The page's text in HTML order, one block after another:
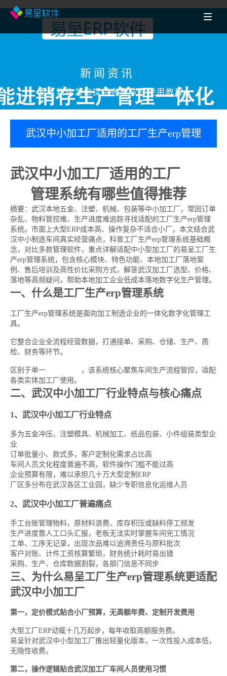
新闻资讯
易呈软件为您提供各类软件使用教程
武汉中小加工厂适用的工厂生产erp管理
武汉中小加工厂适用的工厂
管理系统有哪些值得推荐
摘要：武汉本地五金、注塑、机械、包装等中小加工厂，常因订单
杂乱、物料管控难、生产进度难追踪寻找适配的工厂生产erp管理
系统。市面上大型ERP成本高、操作复杂不适合小厂，本文结合武
汉中小制造车间真实经营痛点，科普工厂生产erp管理系统基础概
念，对比多款管理软件，重点详解适配中小型加工厂的易呈工厂生
产erp管理系统，包含核心模块、特色功能、本地加工厂落地案
例、售后培训及高性价比采购方式，解答武汉加工厂选型、价格、
落地等高频疑问，帮助本地加工企业低成本落地数字化生产管理。
一、什么是工厂生产erp管理系统
工厂生产erp管理系统是面向加工制造企业的一体化数字化管理工
具。
它整合企业全流程经营数据，打通接单、采购、仓储、生产、质
检、财务等环节。
区别于单一
，该系统核心聚焦车间生产流程管控，适配
各类实体加工厂使用。
二、武汉中小加工厂行业特点与核心痛点
1、武汉中小加工厂行业特点
多为五金冲压、注塑模具、机械加工、纸品包装、小件组装类型企
业
订单批量小、款式多，客户定制化需求占比高
车间人员文化程度普遍不高，软件操作门槛不能过高
企业预算有限，难以承担几十万大型定制ERP
厂区多分布在武汉各区工业园，缺少专职信息化运维人员
2、武汉中小加工厂普遍痛点
手工台账管理物料，原材料浪费、库存积压或缺料停工频发
生产进度靠人工口头汇报，老板无法实时掌握车间完工情况
工单、工序无记录，出现次品难以追溯责任与原料批次
客户对账、计件工资核算繁琐，财务统计耗时易出错
采购、生产、仓库数据割裂，各部门信息不同步
三、为什么易呈工厂生产erp管理系统更适配
武汉中小加工厂
第一，定价模式贴合小厂预算，无高额年费、定制开发费用
大型工厂ERP动辄十几万起步，每年收取高额服务费。
易呈针对武汉中小型加工厂推出轻量化版本，一次性投入成本低，
无隐性收费。
第二，操作逻辑贴合武汉加工厂车间人员使用习惯